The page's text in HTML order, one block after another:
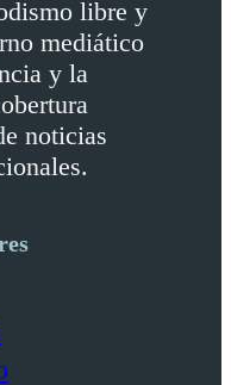
libre y
mediático
y la
noticias